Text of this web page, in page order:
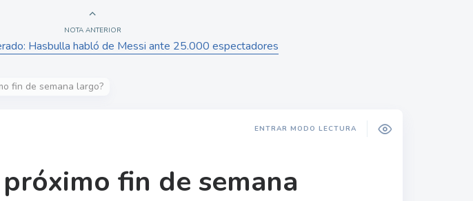
NOTA ANTERIOR
Hasbulla habló de Messi ante 25.000 espectadores
fin de semana largo?
ENTRAR MODO LECTURA
fin de semana